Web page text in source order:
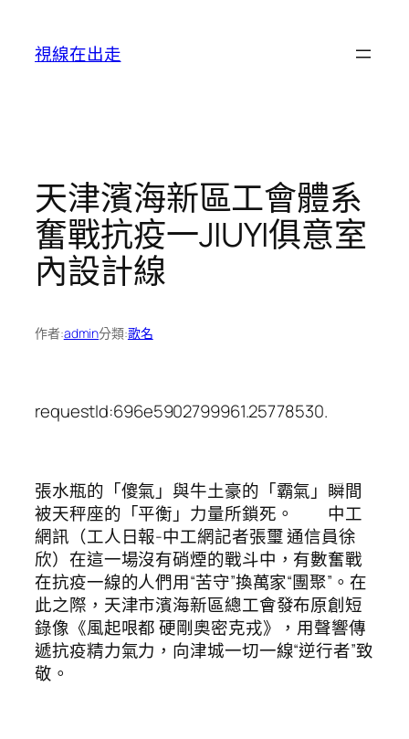
視線在出走
天津濱海新區工會體系
奮戰抗疫一JIUYI俱意室
內設計線
作者:admin分類:歌名
requestId:696e5902799961.25778530.
張水瓶的「傻氣」與牛土豪的「霸氣」瞬間
被天秤座的「平衡」力量所鎖死。 中工
網訊（工人日報-中工網記者張璽 通信員徐
欣）在這一場沒有硝煙的戰斗中，有數奮戰
在抗疫一線的人們用“苦守”換萬家“團聚”。在
此之際，天津市濱海新區總工會發布原創短
錄像《風起哏都 硬剛奧密克戎》，用聲響傳
遞抗疫精力氣力，向津城一切一線“逆行者”致
敬。